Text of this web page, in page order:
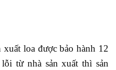
xuất loa được bảo hành 12
từ nhà sản xuất thì sản